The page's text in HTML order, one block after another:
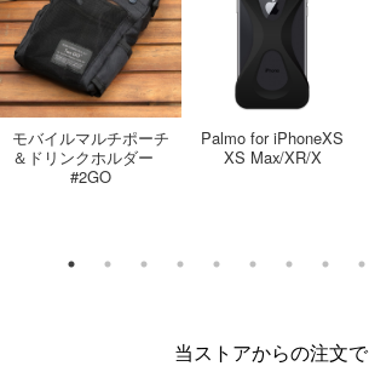
モバイルマルチポーチ
＆ドリンクホルダー
#2GO
Palmo for iPhoneXS
XS Max/XR/X
当ストアからの注文で